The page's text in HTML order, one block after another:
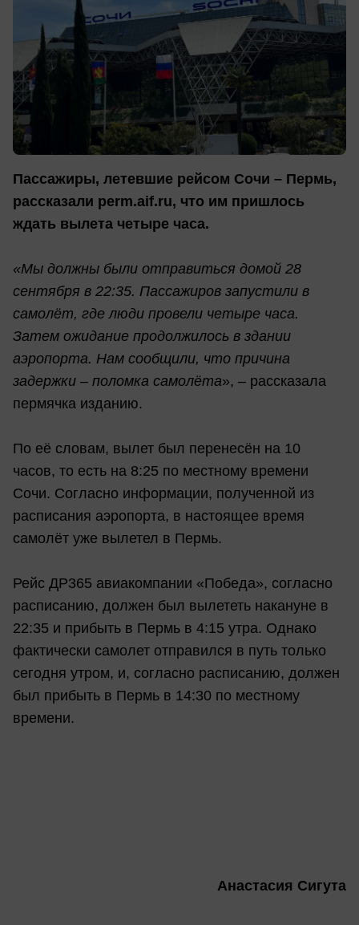
Пассажиры, летевшие рейсом Сочи – Пермь,
рассказали perm.aif.ru, что им пришлось
ждать вылета четыре часа.
«Мы должны были отправиться домой 28
сентября в 22:35. Пассажиров запустили в
самолёт, где люди провели четыре часа.
Затем ожидание продолжилось в здании
аэропорта. Нам сообщили, что причина
задержки – поломка самолёта», – рассказала
пермячка изданию.
По её словам, вылет был перенесён на 10
часов, то есть на 8:25 по местному времени
Сочи. Согласно информации, полученной из
расписания аэропорта, в настоящее время
самолёт уже вылетел в Пермь.
Рейс ДР365 авиакомпании «Победа», согласно
расписанию, должен был вылететь накануне в
22:35 и прибыть в Пермь в 4:15 утра. Однако
фактически самолет отправился в путь только
сегодня утром, и, согласно расписанию, должен
был прибыть в Пермь в 14:30 по местному
времени.
Анастасия Сигута